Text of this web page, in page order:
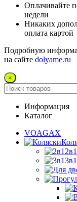
Оплачивайте
недели
Никаких
оплата картой
Подробную
на сайте dolyame.ru
×
Информация
Каталог
VOAGAX
2в1
3в1